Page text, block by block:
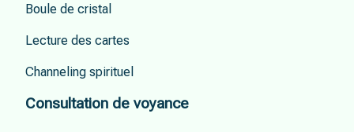
Boule de cristal
Lecture des cartes
Channeling spirituel
Consultation de voyance